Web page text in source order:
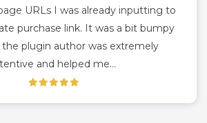
URLs I was already inputting to
purchase link. It was a bit bumpy
plugin author was extremely
and helped me…